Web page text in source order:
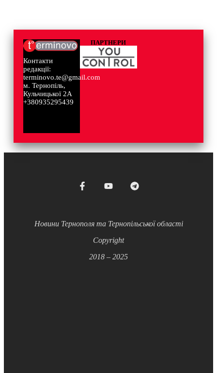
Контакти
редакції:
terminovo.te@gmail.com
м. Тернопіль,
Кульчицької 2А
+380935295439
ПАРТНЕРИ
Новини Тернополя та Тернопільської області
Copyright
2018 – 2025